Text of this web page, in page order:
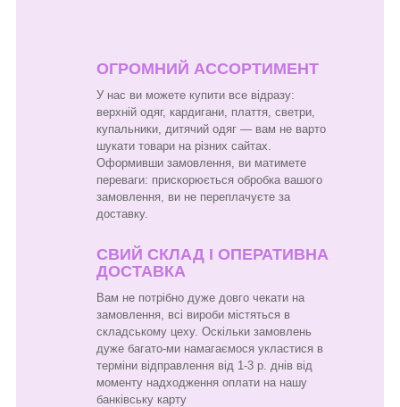
ОГРОМНИЙ АССОРТИМЕНТ
У нас ви можете купити все відразу:
верхній одяг, кардигани, плаття, светри,
купальники, дитячий одяг — вам не варто
шукати товари на різних сайтах.
Оформивши замовлення, ви матимете
переваги: прискорюється обробка вашого
замовлення, ви не переплачуєте за
доставку.
СВИЙ СКЛАД І ОПЕРАТИВНА
ДОСТАВКА
Вам не потрібно дуже довго чекати на
замовлення, всі вироби містяться в
складському цеху. Оскільки замовлень
дуже багато-ми намагаємося укластися в
терміни відправлення від 1-3 р. днів від
моменту надходження оплати на нашу
банківську карту